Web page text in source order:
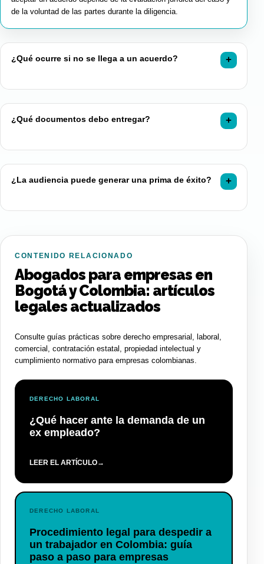
de la voluntad de las partes durante la diligencia.
¿Qué ocurre si no se llega a un acuerdo?
¿Qué documentos debo entregar?
¿La audiencia puede generar una prima de éxito?
CONTENIDO RELACIONADO
Abogados para empresas en
Bogotá y Colombia: artículos
legales actualizados
Consulte guías prácticas sobre derecho empresarial, laboral,
comercial, contratación estatal, propiedad intelectual y
cumplimiento normativo para empresas colombianas.
DERECHO LABORAL
¿Qué hacer ante la demanda de un
ex empleado?
LEER EL ARTÍCULO→
DERECHO LABORAL
Procedimiento legal para despedir a
un trabajador en Colombia: guía
paso a paso para empresas